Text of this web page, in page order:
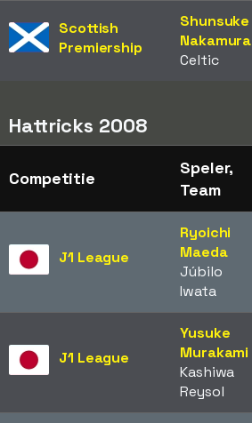
Scottish
Premiership
Shunsuke
Nakamura
Celtic
Hattricks 2008
Competitie
Speler,
Team
J1 League
Ryoichi
Maeda
Júbilo
Iwata
J1 League
Yusuke
Murakami
Kashiwa
Reysol